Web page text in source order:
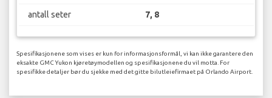
antall seter 7, 8
Spesifikasjonene som vises er kun for informasjonsformål, vi kan ikke garantere den
eksakte GMC Yukon kjøretøymodellen og spesifikasjonene du vil motta. For
spesifikke detaljer bør du sjekke med det gitte bilutleiefirmaet på Orlando Airport.